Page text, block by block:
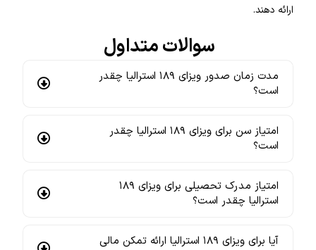
ارائه دهند.
سوالات متداول
مدت زمان صدور ویزای ۱۸۹ استرالیا چقدر
است؟
امتیاز سن برای ویزای ۱۸۹ استرالیا چقدر
است؟
امتیاز مدرک تحصیلی برای ویزای ۱۸۹
استرالیا چقدر است؟
آیا برای ویزای ۱۸۹ استرالیا ارائه تمکن مالی